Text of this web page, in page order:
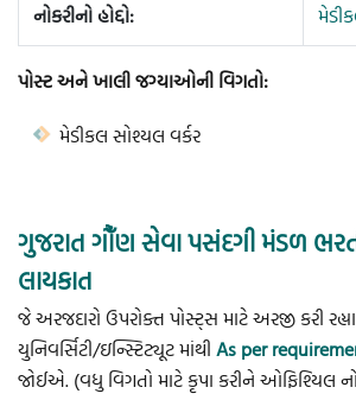
નોકરીનો હોદ્દો:
પોસ્ટ અને ખાલી જગ્યાઓની વિગતો:
મેડીકલ સોશ્યલ વર્કર
ગુજરાત ગૌઁણ સેવા પસંદગી મંડળ
લાયકાત
જે અરજદારો ઉપરોક્ત પોસ્ટ્સ માટે અરજી કરી
યુનિવર્સિટી/ઇન્સ્ટિટ્યૂટ માંથી As per
જોઈએ. (વધુ વિગતો માટે કૃપા કરીને ઓફિશ્યિલ